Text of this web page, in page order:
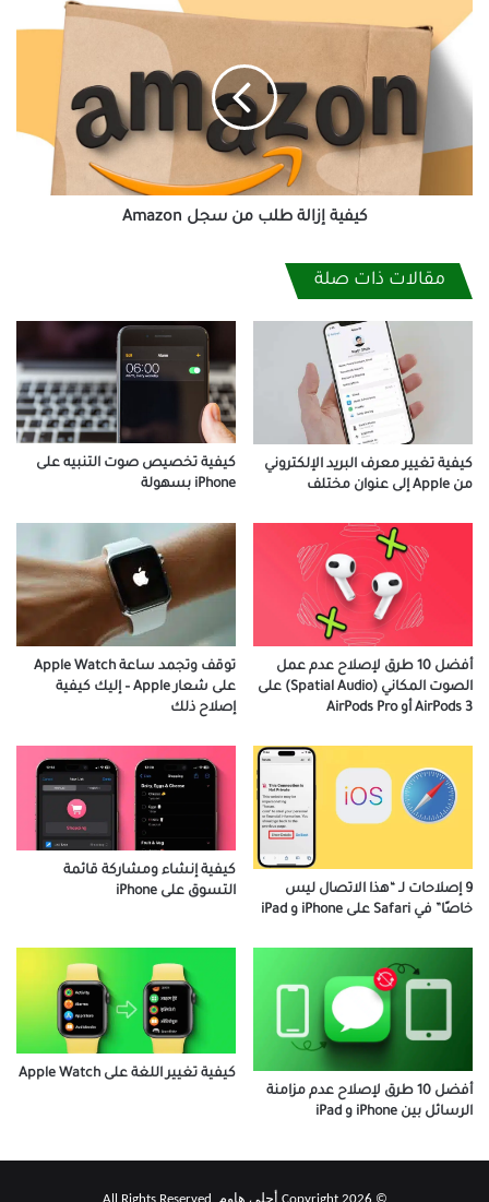
كيفية
إزالة
كيفية إزالة طلب من سجل Amazon
مقالات ذات صلة
كيفية تغيير معرف البريد الإلكتروني
من Apple إلى عنوان مختلف
كيفية تخصيص صوت التنبيه على
iPhone بسهولة
أفضل 10 طرق لإصلاح عدم عمل
الصوت المكاني (Spatial Audio) على
AirPods 3 أو AirPods Pro
توقف وتجمد ساعة Apple Watch
على شعار Apple – إليك كيفية
إصلاح ذلك
9 إصلاحات لـ “هذا الاتصال ليس
خاصًا” في Safari على iPhone و iPad
كيفية إنشاء ومشاركة قائمة
التسوق على iPhone
أفضل 10 طرق لإصلاح عدم مزامنة
الرسائل بين iPhone و iPad
كيفية تغيير اللغة على Apple Watch
© Copyright 2026 أحلى هاوم, All Rights Reserved